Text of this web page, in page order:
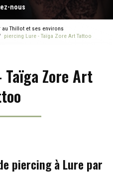
nous
au Thillot et ses environs
piercing Lure - Taïga Zore Art Tattoo
Zore Art
piercing à Lure par